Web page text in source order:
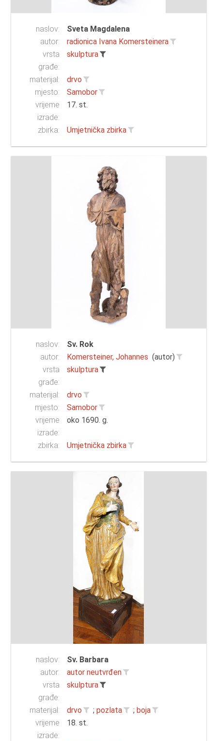
naslov:
Sveta Magdalena
autor:
radionica Ivana Komersteinera
vrsta
građe:
skulptura
materijal:
drvo
mjesto:
Samobor
vrijeme
izrade:
17. st.
zbirka: Umjetnička zbirka
naslov:
Sv. Rok
autor:
Komersteiner, Johannes (autor)
vrsta
građe:
skulptura
materijal:
drvo
mjesto:
Samobor
vrijeme
izrade:
oko 1690. g.
zbirka: Umjetnička zbirka
naslov:
Sv. Barbara
autor:
autor neutvrđen
vrsta
građe:
skulptura
materijal: drvo ; pozlata ; boja
vrijeme
izrade:
18. st.